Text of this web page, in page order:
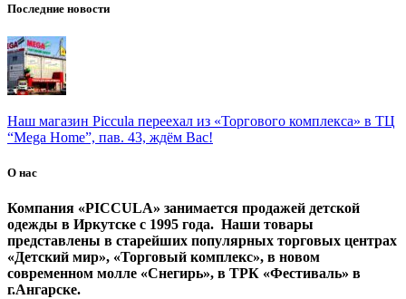
Последние новости
Наш магазин Piccula переехал из «Торгового комплекса» в ТЦ
“Mega Home”, пав. 43, ждём Вас!
О нас
Компания «PICCULA» занимается продажей детской
одежды в Иркутске с 1995 года. Наши товары
представлены в старейших популярных торговых центрах
«Детский мир», «Торговый комплекс», в новом
современном молле «Снегирь», в ТРК «Фестиваль» в
г.Ангарске.